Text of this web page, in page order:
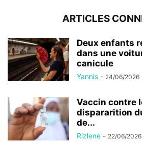
ARTICLES
Deux enfants
dans une
canicule
Yannis - 24/06/2026
Vaccin contre
dispararition
de...
Rizlene - 22/06/2026